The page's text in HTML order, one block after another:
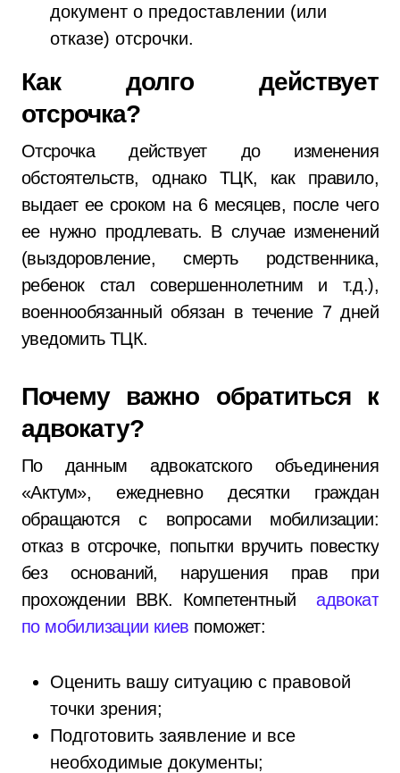
документ о предоставлении (или
отказе) отсрочки.
Как долго действует
отсрочка?
Отсрочка действует до изменения
обстоятельств, однако ТЦК, как правило,
выдает ее сроком на 6 месяцев, после чего
ее нужно продлевать. В случае изменений
(выздоровление, смерть родственника,
ребенок стал совершеннолетним и т.д.),
военнообязанный обязан в течение 7 дней
уведомить ТЦК.
Почему важно обратиться к
адвокату?
По данным адвокатского объединения
«Актум», ежедневно десятки граждан
обращаются с вопросами мобилизации:
отказ в отсрочке, попытки вручить повестку
без оснований, нарушения прав при
прохождении ВВК. Компетентныйадвокат
по мобилизации киев поможет:
Оценить вашу ситуацию с правовой
точки зрения;
Подготовить заявление и все
необходимые документы;